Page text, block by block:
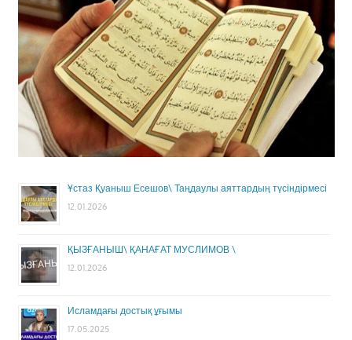
Ұстаз Қуаныш Есешов\ Таңдаулы аяттардың түсіндірмесі
12.01.2026
ҚЫЗҒАНЫШ\ ҚАНАҒАТ МУСЛИМОВ \
12.01.2026
Исламдағы достық ұғымы
17.05.2025